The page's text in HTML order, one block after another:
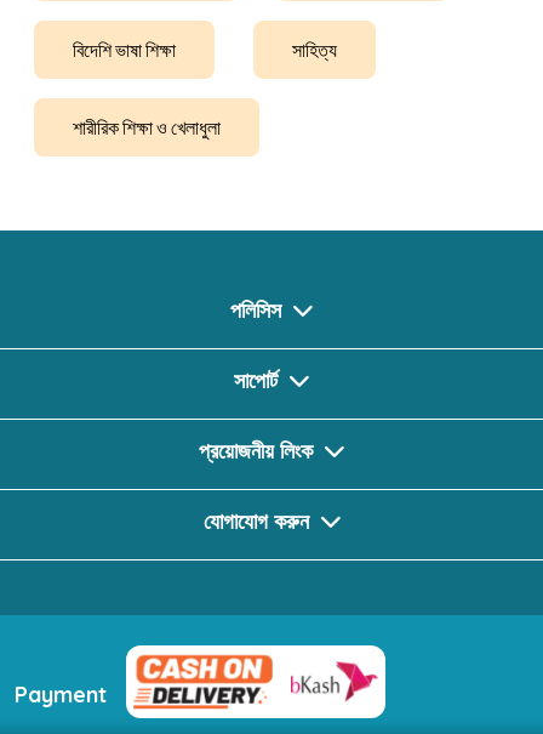
বিদেশি ভাষা শিক্ষা সাহিত্য
শারীরিক শিক্ষা ও খেলাধুলা
পলিসিস
সাপোর্ট
প্রয়োজনীয় লিংক
যোগাযোগ করুন
Payment